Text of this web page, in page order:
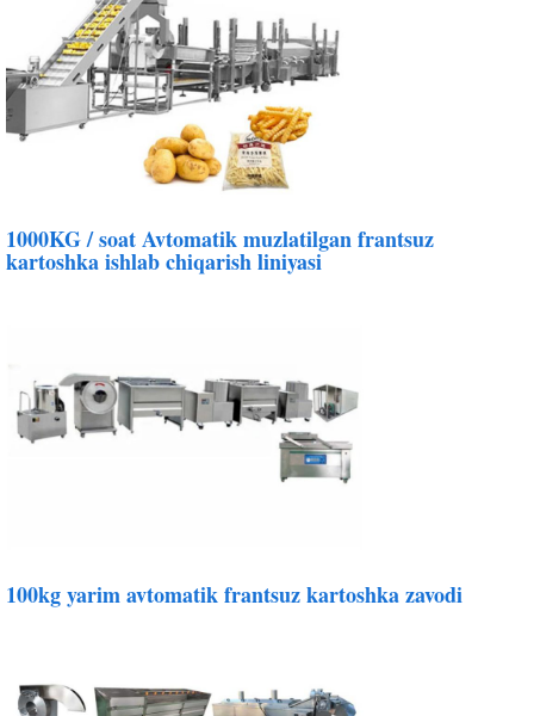
1000KG / soat Avtomatik muzlatilgan frantsuz
kartoshka ishlab chiqarish liniyasi
100kg yarim avtomatik frantsuz kartoshka zavodi